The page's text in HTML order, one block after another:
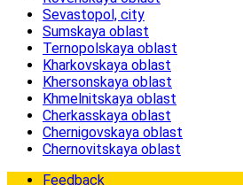
Sevastopol, city
Sumskaya oblast
Ternopolskaya oblast
Kharkovskaya oblast
Khersonskaya oblast
Khmelnitskaya oblast
Cherkasskaya oblast
Chernigovskaya oblast
Chernovitskaya oblast
Feedback